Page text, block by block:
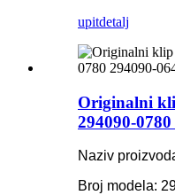
upitdetalj
Originalni
294090-
Naziv
Broj modela: